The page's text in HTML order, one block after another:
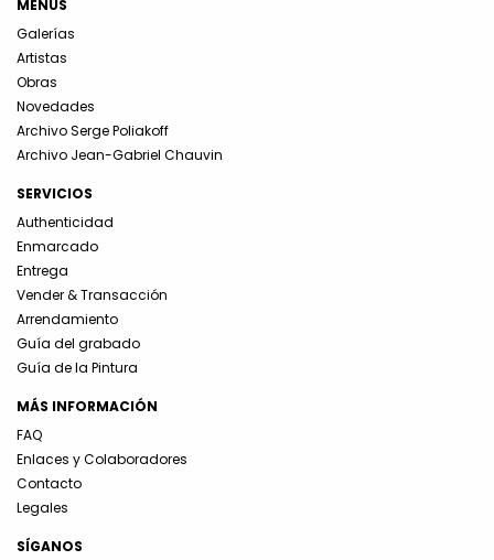
MENÚS
Galerías
Artistas
Obras
Novedades
Archivo Serge Poliakoff
Archivo Jean-Gabriel Chauvin
SERVICIOS
Authenticidad
Enmarcado
Entrega
Vender & Transacción
Arrendamiento
Guía del grabado
Guía de la Pintura
MÁS INFORMACIÓN
FAQ
Enlaces y Colaboradores
Contacto
Legales
SÍGANOS